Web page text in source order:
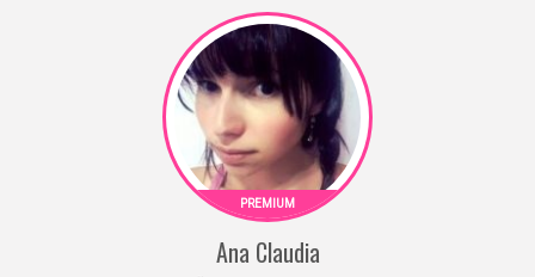
Ana Claudia